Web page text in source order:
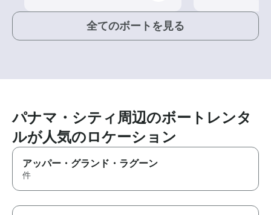
全てのボートを見る
パナマ・シティ周辺のボートレンタ
ルが人気のロケーション
アッパー・グランド・ラグーン
件